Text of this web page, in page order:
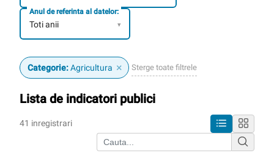
Anul de referinta al datelor:
Toti anii ▾
Categorie:Agricultura × Sterge toate filtrele
Lista de indicatori publici
41 inregistrari